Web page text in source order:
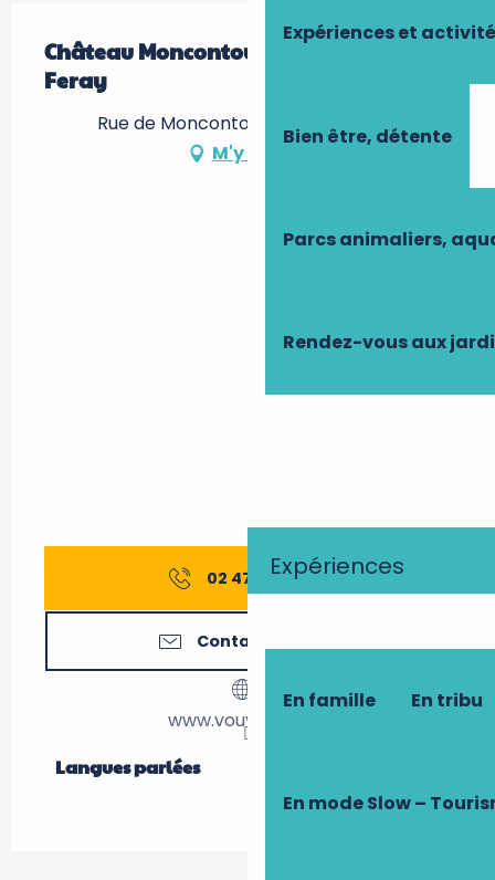
Expériences et
Bien être, détente
Parcs animaliers,
Rendez-vous aux
Expériences
En famille En tribu
En mode Slow –
Château Moncontour - Vignobles
Feray
Rue de Moncontour, 37210 Vouvray
M'y rendre
02 47 52 60▒▒
Contactez-nous
www.vouvray.com
Langues parlées
Langues parlées